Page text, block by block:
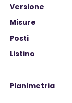
Versione
Misure
Posti
Listino
Planimetria